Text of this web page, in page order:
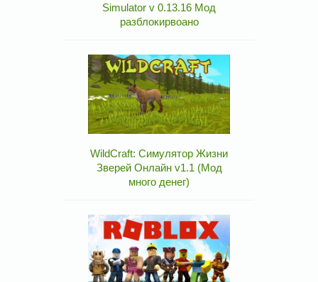
Simulator v 0.13.16 Мод
разблокирвоано
WildCraft: Симулятор Жизни
Зверей Онлайн v1.1 (Мод
много денег)